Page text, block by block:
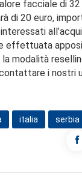
facciale di
di 20 euro,
effettuata
modalità
i nostri
italia serbia